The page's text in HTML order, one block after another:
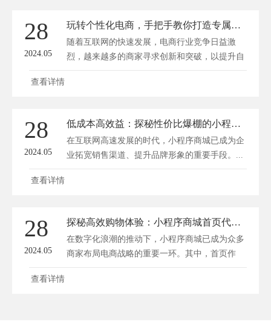
28
2024.05
玩转个性化电商，手把手教你打造专属小程序商城
随着互联网的快速发展，电商行业竞争日益激
烈，越来越多的商家寻求创新和突破，以提升自
身竞...
查看详情
28
2024.05
低成本高效益：探秘性价比爆棚的小程序商城秘籍
在互联网高速发展的时代，小程序商城已成为企
业拓宽销售渠道、提升品牌形象的重要手段。...
查看详情
28
2024.05
探秘高效购物体验：小程序商城首页代码解密
在数字化浪潮的推动下，小程序商城已成为众多
商家布局电商战略的重要一环。其中，首页作
为...
查看详情